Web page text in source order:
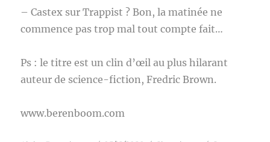
– Castex sur Trappist ? Bon, la matinée ne
commence pas trop mal tout compte fait…
Ps : le titre est un clin d’œil au plus hilarant
auteur de science-fiction, Fredric Brown.
www.berenboom.com